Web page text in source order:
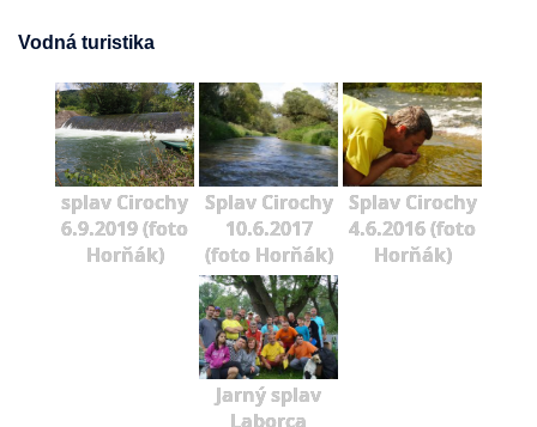
Vodná turistika
splav Cirochy
6.9.2019 (foto
Horňák)
Splav Cirochy
10.6.2017
(foto Horňák)
Splav Cirochy
4.6.2016 (foto
Horňák)
Jarný splav
Laborca